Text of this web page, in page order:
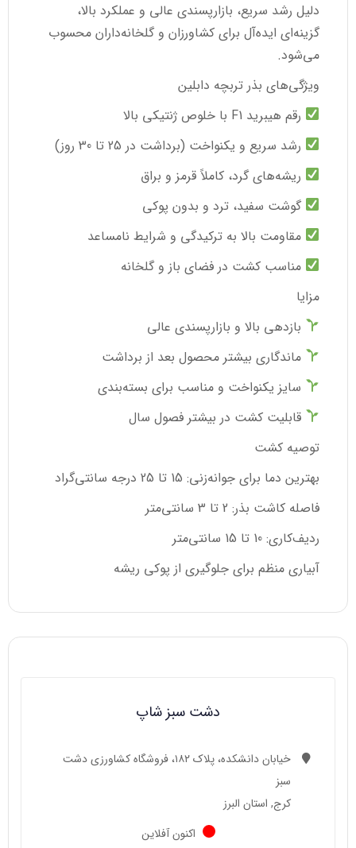
دلیل رشد سریع، بازارپسندی عالی و عملکرد بالا،
گزینه‌ای ایده‌آل برای کشاورزان و گلخانه‌داران محسوب
می‌شود.
ویژگی‌های بذر تربچه دابلین
رقم هیبرید F1 با خلوص ژنتیکی بالا
رشد سریع و یکنواخت (برداشت در 25 تا 30 روز)
ریشه‌های گرد، کاملاً قرمز و براق
گوشت سفید، ترد و بدون پوکی
مقاومت بالا به ترکیدگی و شرایط نامساعد
مناسب کشت در فضای باز و گلخانه
مزایا
بازدهی بالا و بازارپسندی عالی
ماندگاری بیشتر محصول بعد از برداشت
سایز یکنواخت و مناسب برای بسته‌بندی
قابلیت کشت در بیشتر فصول سال
توصیه کشت
بهترین دما برای جوانه‌زنی: 15 تا 25 درجه سانتی‌گراد
فاصله کاشت بذر: 2 تا 3 سانتی‌متر
ردیف‌کاری: 10 تا 15 سانتی‌متر
آبیاری منظم برای جلوگیری از پوکی ریشه
دشت سبز شاپ
خیابان دانشکده، پلاک ۱۸۲، فروشگاه کشاورزی دشت
سبز
کرج, استان البرز
اکنون آفلاین